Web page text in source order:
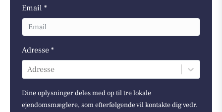
Email *
Adresse *
Adresse
Dine oplysninger deles med op til tre lokale
ejendomsmæglere, som efterfølgende vil kontakte dig vedr.